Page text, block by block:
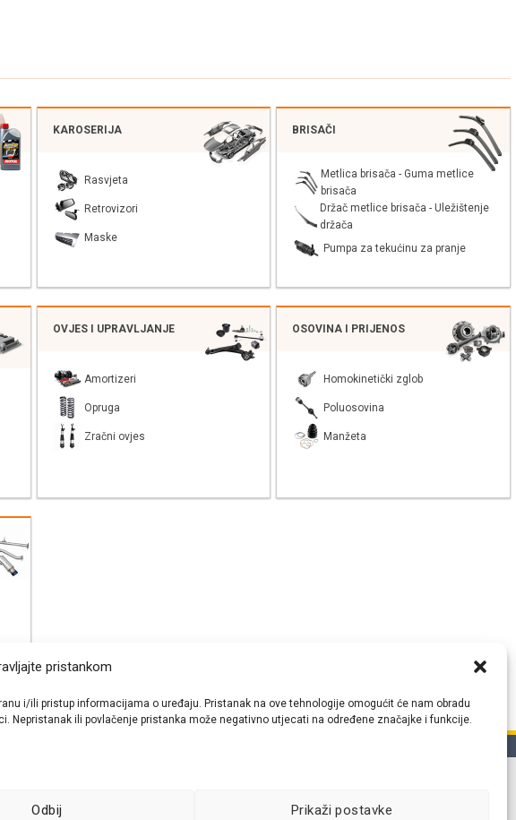
pristankom
i/ili pristup informacijama o uređaju. Pristanak na ove tehnologije omogućit će nam obradu
Nepristanak ili povlačenje pristanka može negativno utjecati na određene značajke i funkcije.
Odbij Prikaži postavke
KAROSERIJA
Rasvjeta
Retrovizori
Maske
BRISAČI
Metlica brisača - Guma metlice
brisača
Držač metlice brisača - Uležištenje
držača
Pumpa za tekućinu za pranje
OVJES I UPRAVLJANJE
Amortizeri
Opruga
Zračni ovjes
OSOVINA I PRIJENOS
Homokinetički zglob
Poluosovina
Manžeta
poznatih i priznatih
teretnih vozila.